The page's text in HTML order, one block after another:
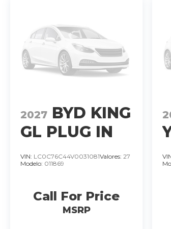
2027 BYD KING
GL PLUG IN
HYBRID
MOTOR
1.5LTS.. T/A.
�
VIN: LC0C76C44V0031081Valores: 27
Modelo: 011869
Call For Price
MSRP